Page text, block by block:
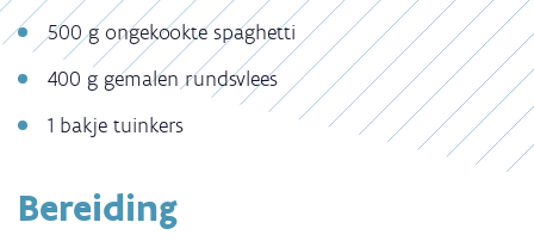
500 g ongekookte spaghetti
400 g gemalen rundsvlees
1 bakje tuinkers
Bereiding